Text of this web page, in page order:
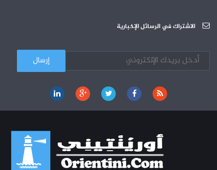
03-10 الجامعة العربية للعلوم : دورة تكوينية
كل الأخبار
الاشتراك في الرسائل الإخبارية